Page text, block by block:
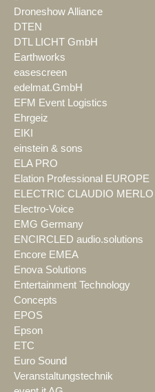
Droneshow Alliance
DTEN
DTL LICHT GmbH
Earthworks
easescreen
edelmat.GmbH
EFM Event Logistics
Ehrgeiz
EIKI
einstein & sons
ELA PRO
Elation Professional EUROPE
ELECTRIC CLAUDIO MERLO
Electro-Voice
EMG Germany
ENCIRCLED audio.solutions
Encore EMEA
Enova Solutions
Entertainment Technology
Concepts
EPOS
Epson
ETC
Euro Sound
Veranstaltungstechnik